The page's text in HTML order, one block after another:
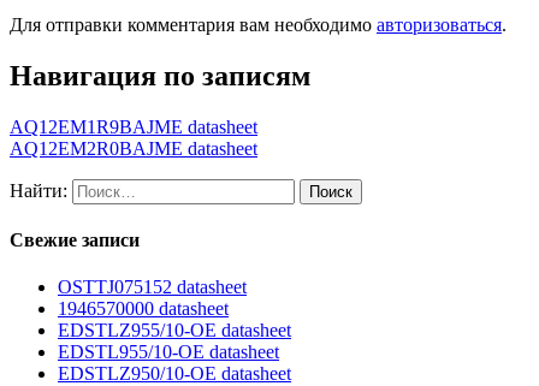
Для отправки комментария вам необходимо авторизоваться.
Навигация по записям
AQ12EM1R9BAJME datasheet
AQ12EM2R0BAJME datasheet
Найти:
Свежие записи
OSTTJ075152 datasheet
1946570000 datasheet
EDSTLZ955/10-OE datasheet
EDSTL955/10-OE datasheet
EDSTLZ950/10-OE datasheet